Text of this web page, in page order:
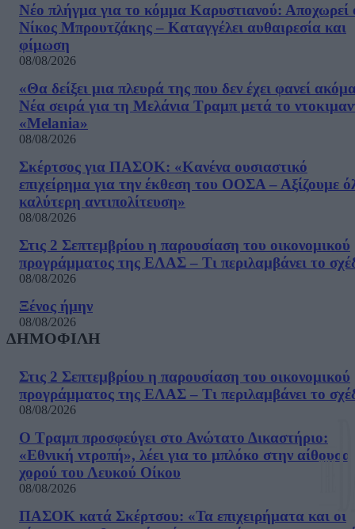
Νέο πλήγμα για το κόμμα Καρυστιανού: Αποχωρεί
Νίκος Μπρουτζάκης – Καταγγέλει αυθαιρεσία και
φίμωση
08/08/2026
«Θα δείξει μια πλευρά της που δεν έχει φανεί
Νέα σειρά για τη Μελάνια Τραμπ μετά το
«Melania»
08/08/2026
Σκέρτσος για ΠΑΣΟΚ: «Κανένα ουσιαστικό
επιχείρημα για την έκθεση του ΟΟΣΑ – Αξίζουμε
καλύτερη αντιπολίτευση»
08/08/2026
Στις 2 Σεπτεμβρίου η παρουσίαση του οικονομικού
προγράμματος της ΕΛΑΣ – Τι περιλαμβάνει το
08/08/2026
Ξένος ήμην
08/08/2026
ΔΗΜΟΦΙΛΗ
Στις 2 Σεπτεμβρίου η παρουσίαση του οικονομικού
προγράμματος της ΕΛΑΣ – Τι περιλαμβάνει το
08/08/2026
Ο Τραμπ προσφεύγει στο Ανώτατο Δικαστήριο:
«Εθνική ντροπή», λέει για το μπλόκο στην αίθουσα
χορού του Λευκού Οίκου
08/08/2026
ΠΑΣΟΚ κατά Σκέρτσου: «Τα επιχειρήματα και οι